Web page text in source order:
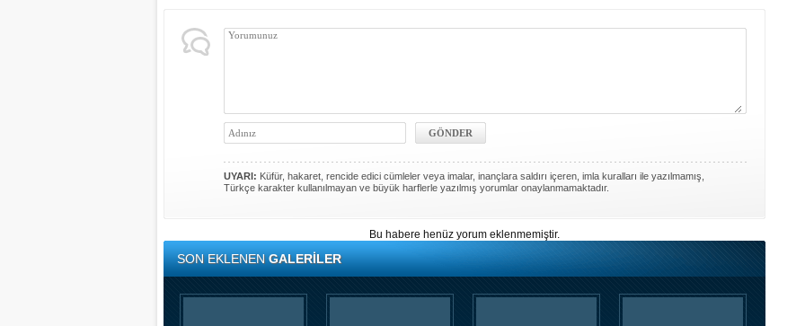
UYARI: Küfür, hakaret, rencide edici cümleler veya imalar, inançlara saldırı içeren, imla kuralları ile yazılmamış,
Türkçe karakter kullanılmayan ve büyük harflerle yazılmış yorumlar onaylanmamaktadır.
Bu habere henüz yorum eklenmemiştir.
SON EKLENENGALERİLER